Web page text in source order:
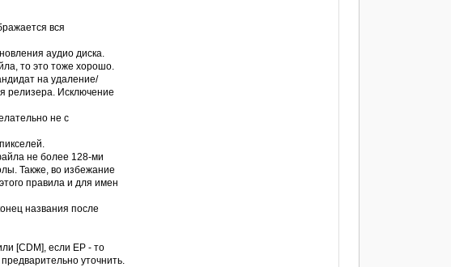
вся
аудио диска.
то это тоже хорошо.
на удаление/
релизера. Исключение
не с
не более 128-ми
Также, во избежание
правила и для имен
названия после
[CDM], если EP - то
уточнить.